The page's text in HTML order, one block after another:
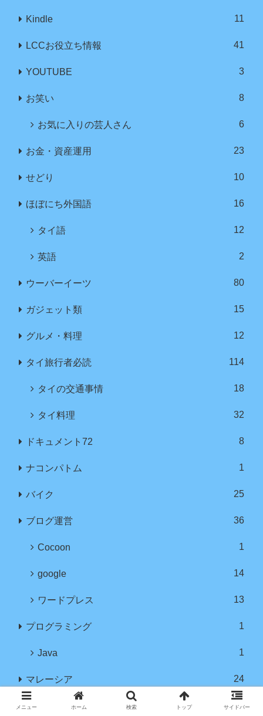
Kindle 11
LCCお役立ち情報 41
YOUTUBE 3
お笑い 8
お気に入りの芸人さん 6
お金・資産運用 23
せどり 10
ほぼにち外国語 16
タイ語 12
英語 2
ウーバーイーツ 80
ガジェット類 15
グルメ・料理 12
タイ旅行者必読 114
タイの交通事情 18
タイ料理 32
ドキュメント72 8
ナコンパトム 1
バイク 25
ブログ運営 36
Cocoon 1
google 14
ワードプレス 13
プログラミング 1
Java 1
マレーシア 24
クアラルンプール 12
メニュー ホーム 検索 トップ サイドバー